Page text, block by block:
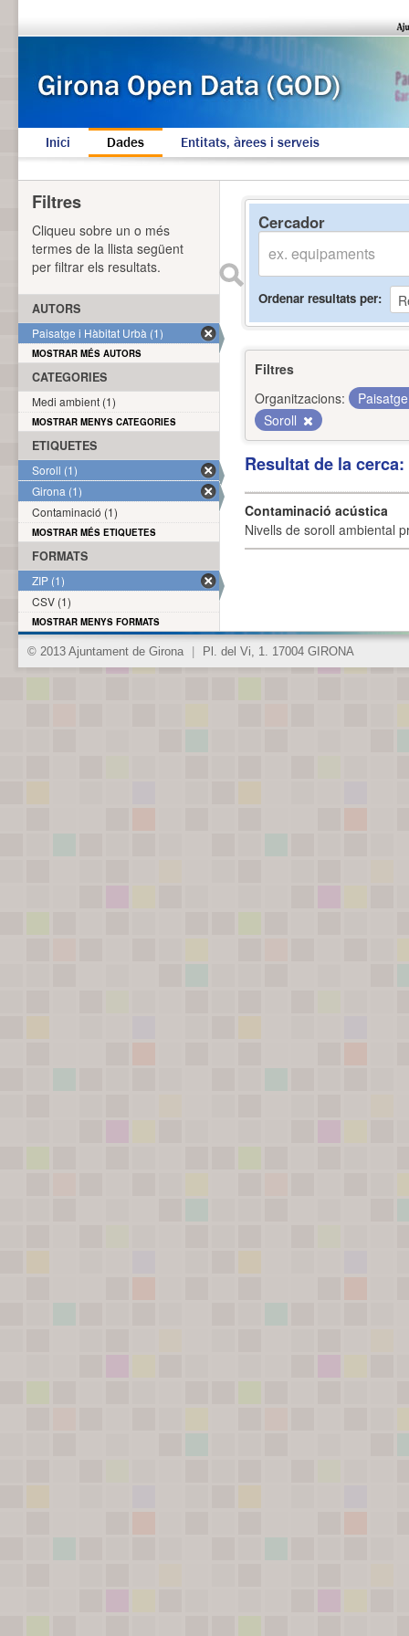
Inici Dades Entitats, àrees i serveis
Cercador
Ordenar resultats per
Filtres
Organitzacions:
Soroll
Resultat de la
Contaminació acústica
Nivells de soroll ambiental
Filtres
Cliqueu sobre un o més
termes de la llista següent
per filtrar els resultats.
AUTORS
Paisatge i Hàbitat Urbà (1)
MOSTRAR MÉS AUTORS
CATEGORIES
Medi ambient (1)
MOSTRAR MENYS CATEGORIES
ETIQUETES
Soroll (1)
Girona (1)
Contaminació (1)
MOSTRAR MÉS ETIQUETES
FORMATS
ZIP (1)
CSV (1)
MOSTRAR MENYS FORMATS
© 2013 Ajuntament de Girona Pl. del Vi, 1. 17004 GIRONA